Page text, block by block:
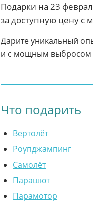
Подарки на 23
за доступную цену
Дарите уникальный
и с мощным выбросом
Что подарить
Вертолёт
Роупджампинг
Самолёт
Парашют
Парамотор